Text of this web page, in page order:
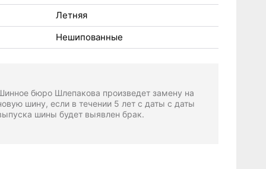
Летняя
Нешипованные
бюро Шлепакова произведет замену на
шину, если в течении 5 лет с даты с даты
шины будет выявлен брак.